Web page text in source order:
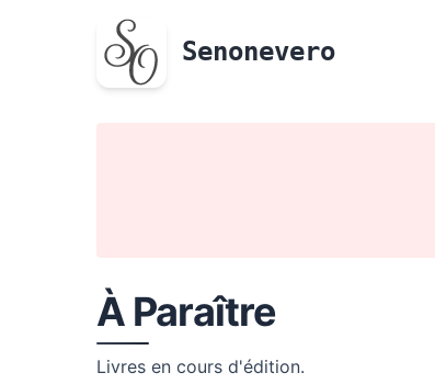
Senonevero
À Paraître
Livres en cours d'édition.